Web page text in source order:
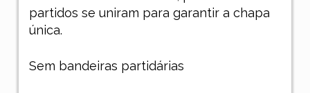
partidos se uniram para garantir a chapa
única.
Sem bandeiras partidárias